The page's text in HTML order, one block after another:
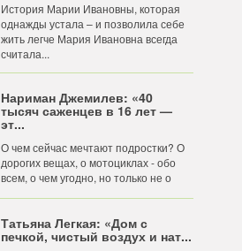
История Марии Ивановны, которая
однажды устала – и позволила себе
жить легче Мария Ивановна всегда
считала...
Нариман Джемилев: «40
тысяч саженцев в 16 лет —
эт...
О чем сейчас мечтают подростки? О
дорогих вещах, о мотоциклах - обо
всем, о чем угодно, но только не о
Татьяна Легкая: «Дом с
печкой, чистый воздух и нат...